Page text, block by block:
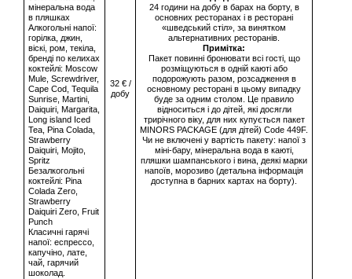
мінеральна вода
в пляшках
Алкогольні напої:
горілка, джин,
віскі, ром, текіла,
бренді по келихах
коктейлі: Moscow
Mule, Screwdriver,
Cape Cod, Tequila
Sunrise, Martini,
Daiquiri, Margarita,
Long island Iced
Tea, Pina Colada,
Strawberry
Daiquiri, Mojito,
Spritz
Безалкогольні
коктейлі: Pina
Colada Zero,
Strawberry
Daiquiri Zero, Fruit
Punch
Класичні гарячі
напої: еспрессо,
капучіно, лате,
чай, гарячий
шоколад.
32 € /
добу
24 години на добу в барах на борту, в
основних ресторанах і в ресторані
«шведський стіл», за винятком
альтернативних ресторанів.
Примітка:
Пакет повинні бронювати всі гості, що
розміщуються в одній каюті або
подорожують разом, розсадження в
основному ресторані в цьому випадку
буде за одним столом. Це правило
відноситься і до дітей, які досягли
трирічного віку, для них купується пакет
MINORS PACKAGE (для дітей) Code 449F.
Чи не включені у вартість пакету: напої з
міні-бару, мінеральна вода в каюті,
пляшки шампанського і вина, деякі марки
напоїв, морозиво (детальна інформація
доступна в барних картах на борту).